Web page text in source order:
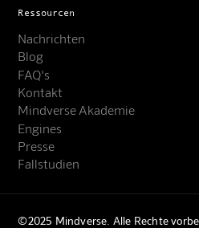
Ressourcen
Nachrichten
Blog
FAQ's
Kontakt
Mindverse Akademie
Engines
Presse
Fallstudien
©2025 Mindverse. Alle Rechte